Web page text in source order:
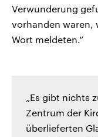
Verwunderung
vorhanden waren,
Wort meldeten.“
„Es gibt nichts
Zentrum der
überlieferten